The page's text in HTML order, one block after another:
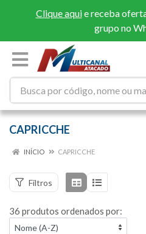
Clique aquie receba
grupo no
CAPRICCHE
INÍCIO CAPRICCHE
Filtros
36 produtos ordenados por: